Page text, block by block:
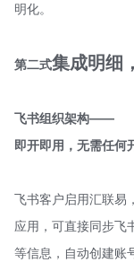
明化。
第二式集成明细
飞书组织架构——
即开即用，无需任何
飞书客户启用汇联易
应用，可直接同步飞
等信息，自动创建账